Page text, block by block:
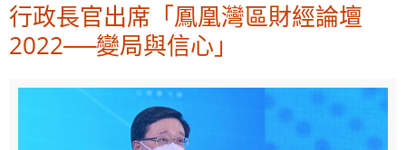
行政長官出席「鳳凰灣區財經論壇
2022──變局與信心」